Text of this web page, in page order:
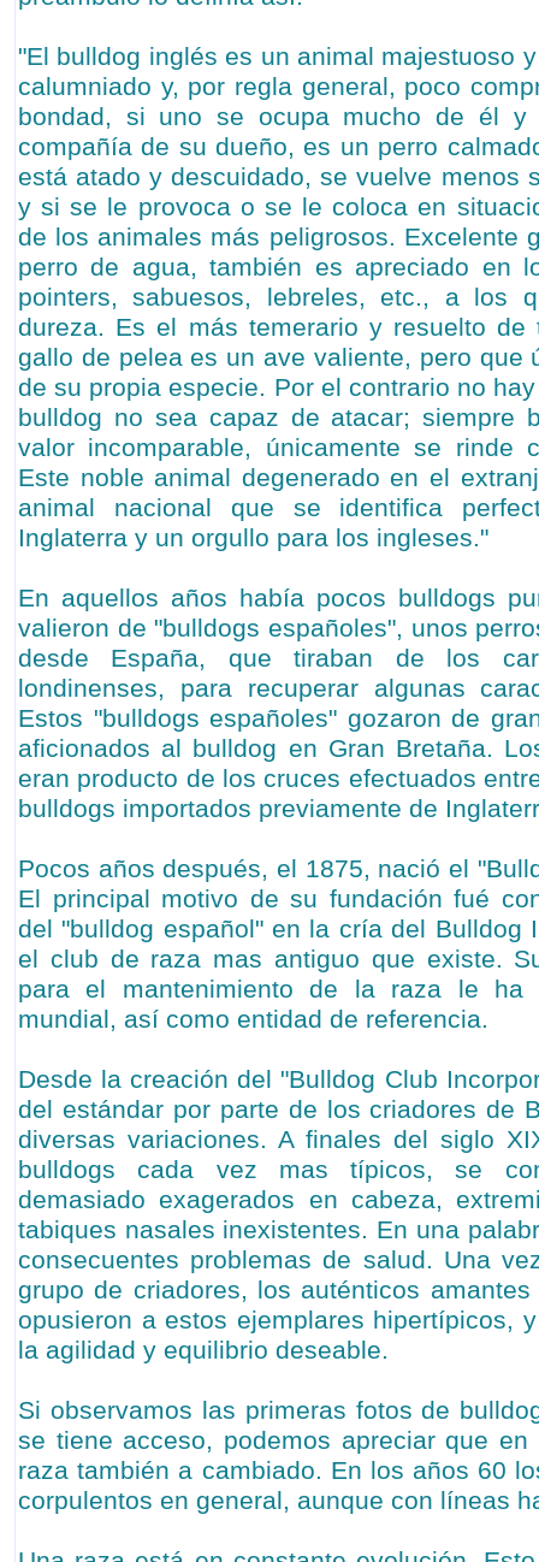
"El bulldog inglés es un animal majestuoso
calumniado y, por regla general, poco
bondad, si uno se ocupa mucho de él
compañía de su dueño, es un perro
está atado y descuidado, se vuelve menos
y si se le provoca o se le coloca en
de los animales más peligrosos. Excelente
perro de agua, también es apreciado en
pointers, sabuesos, lebreles, etc., a los
dureza. Es el más temerario y resuelto de
gallo de pelea es un ave valiente, pero que
de su propia especie. Por el contrario no
bulldog no sea capaz de atacar; siempre
valor incomparable, únicamente se rinde
Este noble animal degenerado en el
animal nacional que se identifica
Inglaterra y un orgullo para los ingleses."
En aquellos años había pocos bulldogs
valieron de "bulldogs españoles", unos
desde España, que tiraban de los
londinenses, para recuperar algunas
Estos "bulldogs españoles" gozaron de
aficionados al bulldog en Gran Bretaña.
eran producto de los cruces efectuados
bulldogs importados previamente de
Pocos años después, el 1875, nació el
El principal motivo de su fundación fué
del "bulldog español" en la cría del Bulldog
el club de raza mas antiguo que existe.
para el mantenimiento de la raza le ha
mundial, así como entidad de referencia.
Desde la creación del "Bulldog Club
del estándar por parte de los criadores de
diversas variaciones. A finales del siglo
bulldogs cada vez mas típicos, se
demasiado exagerados en cabeza,
tabiques nasales inexistentes. En una
consecuentes problemas de salud. Una
grupo de criadores, los auténticos
opusieron a estos ejemplares hipertípicos,
la agilidad y equilibrio deseable.
Si observamos las primeras fotos de
se tiene acceso, podemos apreciar que
raza también a cambiado. En los años 60
corpulentos en general, aunque con líneas